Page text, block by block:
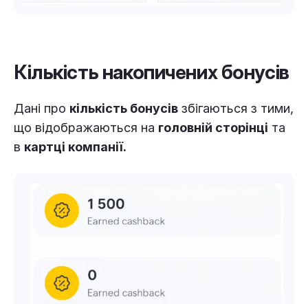
Кількість накопичених бонусів
Дані про кількість бонусів збігаються з тими,
що відображаються на головній сторінці та
в картці компанії.